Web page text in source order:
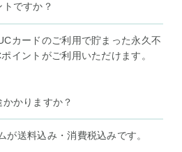
ですか？
カードのご利用で貯まった永久不
イントがご利用いただけます。
かりますか？
が送料込み・消費税込みです。